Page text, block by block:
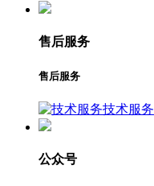
售后服务
售后服务
技术服务
公众号